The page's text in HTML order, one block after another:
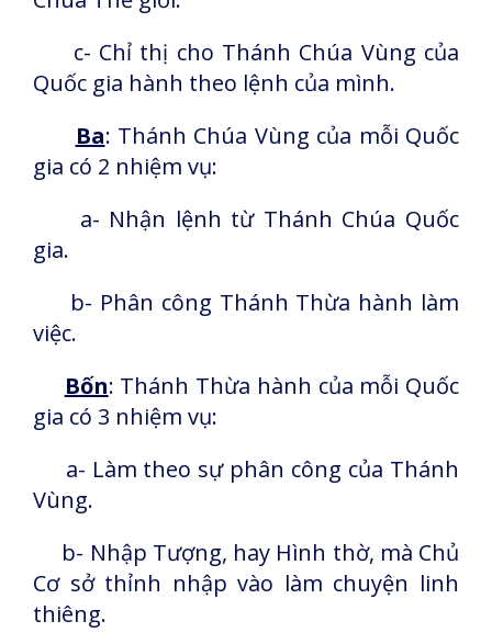
c- Chỉ thị cho Thánh Chúa Vùng của
Quốc gia hành theo lệnh của mình.
Ba: Thánh Chúa Vùng của mỗi Quốc
gia có 2 nhiệm vụ:
a- Nhận lệnh từ Thánh Chúa Quốc
gia.
b- Phân công Thánh Thừa hành làm
việc.
Bốn: Thánh Thừa hành của mỗi Quốc
gia có 3 nhiệm vụ:
a- Làm theo sự phân công của Thánh
Vùng.
b- Nhập Tượng, hay Hình thờ, mà Chủ
Cơ sở thỉnh nhập vào làm chuyện linh
thiêng.